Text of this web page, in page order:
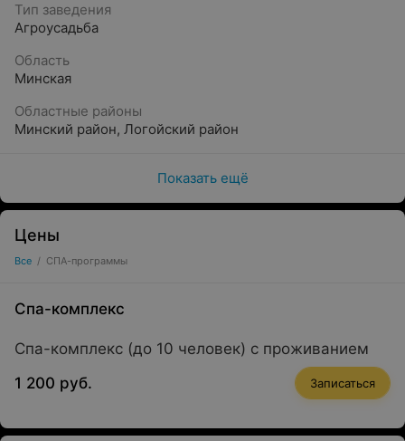
Тип заведения
Агроусадьба
Область
Минская
Областные районы
Минский район, Логойский район
Показать ещё
Цены
Все / СПА-программы
Спа-комплекс
Спа-комплекс (до 10 человек) с проживанием
1 200 руб.
Записаться